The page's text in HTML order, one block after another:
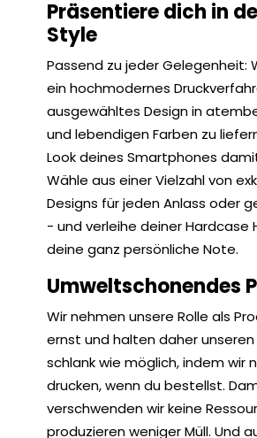
Präsentiere dich in
Style
Passend zu jeder Gelegenheit:
ein hochmodernes
ausgewähltes Design in
und lebendigen Farben zu
Look deines Smartphones
Wähle aus einer Vielzahl von
Designs für jeden Anlass oder
- und verleihe deiner Hardcase
deine ganz persönliche Note.
Umweltschonendes
Wir nehmen unsere Rolle als
ernst und halten daher unseren
schlank wie möglich, indem wir
drucken, wenn du bestellst.
verschwenden wir keine
produzieren weniger Müll. Und